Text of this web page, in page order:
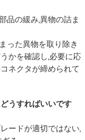
品の緩み,異物の詰ま
った異物を取り除き
かを確認し,必要に応
ネクタが締められて
うすればいいです
ードが適切ではない,